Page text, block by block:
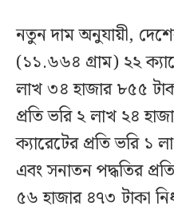
নতুন দাম অনুযায়ী,
(১১.৬৬৪ গ্রাম) ২২
লাখ ৩৪ হাজার ৮৫৫
প্রতি ভরি ২ লাখ ২৪
ক্যারেটের প্রতি ভরি ১
এবং সনাতন পদ্ধতির
৫৬ হাজার ৪৭৩ টাকা